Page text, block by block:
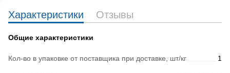
Характеристики Отзывы
Общие характеристики
Кол-во в упаковке от поставщика при доставке, шт/кг 1